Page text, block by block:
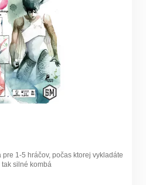
1-5 hráčov, počas ktorej vykladáte
silné kombá